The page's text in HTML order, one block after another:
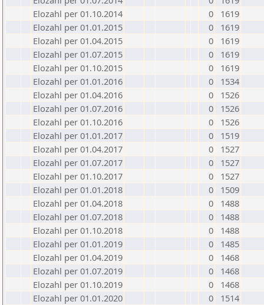
Elozahl per 01.10.2014
0
1619
Elozahl per 01.01.2015
0
1619
Elozahl per 01.04.2015
0
1619
Elozahl per 01.07.2015
0
1619
Elozahl per 01.10.2015
0
1619
Elozahl per 01.01.2016
0
1534
Elozahl per 01.04.2016
0
1526
Elozahl per 01.07.2016
0
1526
Elozahl per 01.10.2016
0
1526
Elozahl per 01.01.2017
0
1519
Elozahl per 01.04.2017
0
1527
Elozahl per 01.07.2017
0
1527
Elozahl per 01.10.2017
0
1527
Elozahl per 01.01.2018
0
1509
Elozahl per 01.04.2018
0
1488
Elozahl per 01.07.2018
0
1488
Elozahl per 01.10.2018
0
1488
Elozahl per 01.01.2019
0
1485
Elozahl per 01.04.2019
0
1468
Elozahl per 01.07.2019
0
1468
Elozahl per 01.10.2019
0
1468
Elozahl per 01.01.2020
0
1514